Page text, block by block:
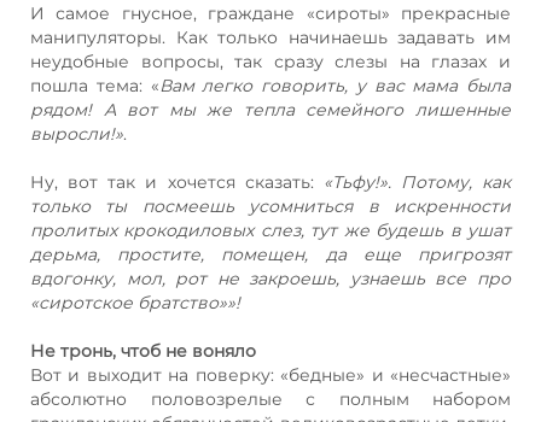
И самое гнусное, граждане «сироты» прекрасные
манипуляторы. Как только начинаешь задавать им
неудобные вопросы, так сразу слезы на глазах и
пошла тема: «Вам легко говорить, у вас мама была
рядом! А вот мы же тепла семейного лишенные
выросли!».
Ну, вот так и хочется сказать: «Тьфу!». Потому, как
только ты посмеешь усомниться в искренности
пролитых крокодиловых слез, тут же будешь в ушат
дерьма, простите, помещен, да еще пригрозят
вдогонку, мол, рот не закроешь, узнаешь все про
«сиротское братство»»!
Не тронь, чтоб не воняло
Вот и выходит на поверку: «бедные» и «несчастные»
абсолютно половозрелые с полным набором